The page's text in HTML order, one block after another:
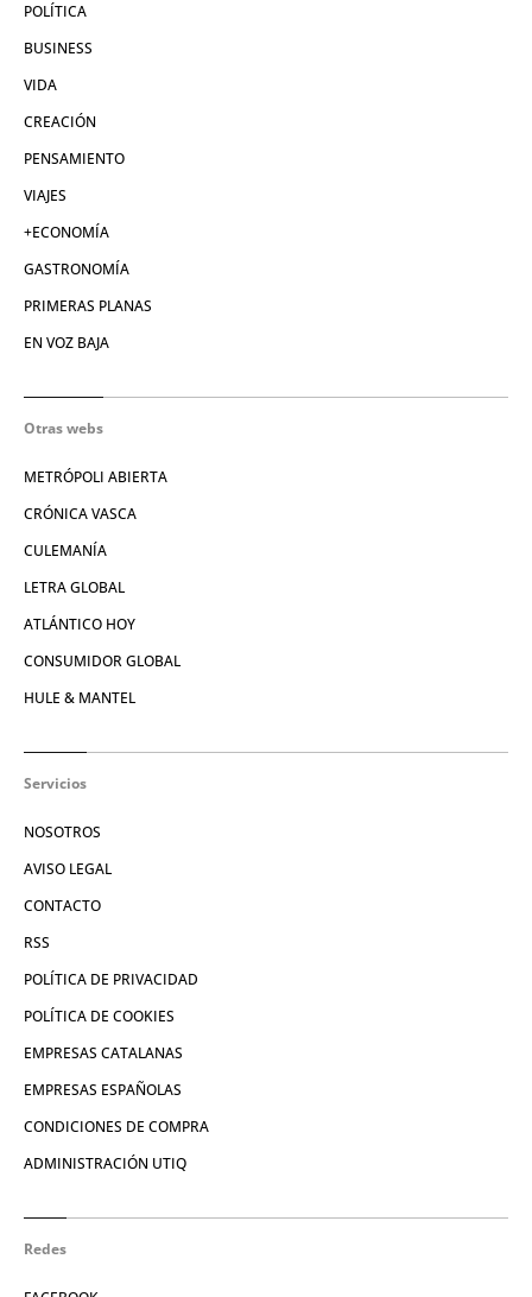
POLÍTICA
BUSINESS
VIDA
CREACIÓN
PENSAMIENTO
VIAJES
+ECONOMÍA
GASTRONOMÍA
PRIMERAS PLANAS
EN VOZ BAJA
Otras webs
METRÓPOLI ABIERTA
CRÓNICA VASCA
CULEMANÍA
LETRA GLOBAL
ATLÁNTICO HOY
CONSUMIDOR GLOBAL
HULE & MANTEL
Servicios
NOSOTROS
AVISO LEGAL
CONTACTO
RSS
POLÍTICA DE PRIVACIDAD
POLÍTICA DE COOKIES
EMPRESAS CATALANAS
EMPRESAS ESPAÑOLAS
CONDICIONES DE COMPRA
ADMINISTRACIÓN UTIQ
Redes